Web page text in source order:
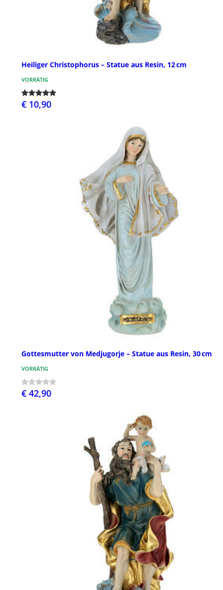
Heiliger Christophorus – Statue aus Resin, 12 cm
VORRÄTIG
€ 10,90
Gottesmutter von Medjugorje – Statue aus Resin, 30 cm
VORRÄTIG
€ 42,90